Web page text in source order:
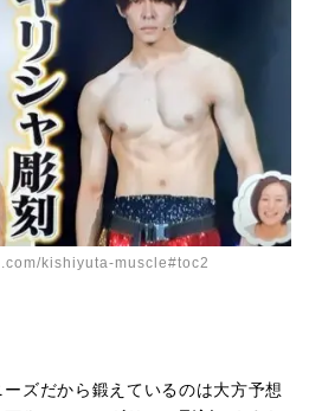
kishiyuta-muscle#toc2
ズだから鍛えているのは大方予想